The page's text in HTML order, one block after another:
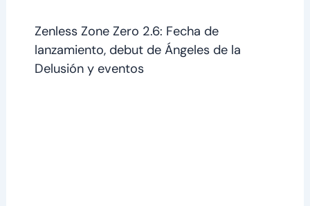
Zenless Zone Zero 2.6: Fecha de
lanzamiento, debut de Ángeles de la
Delusión y eventos